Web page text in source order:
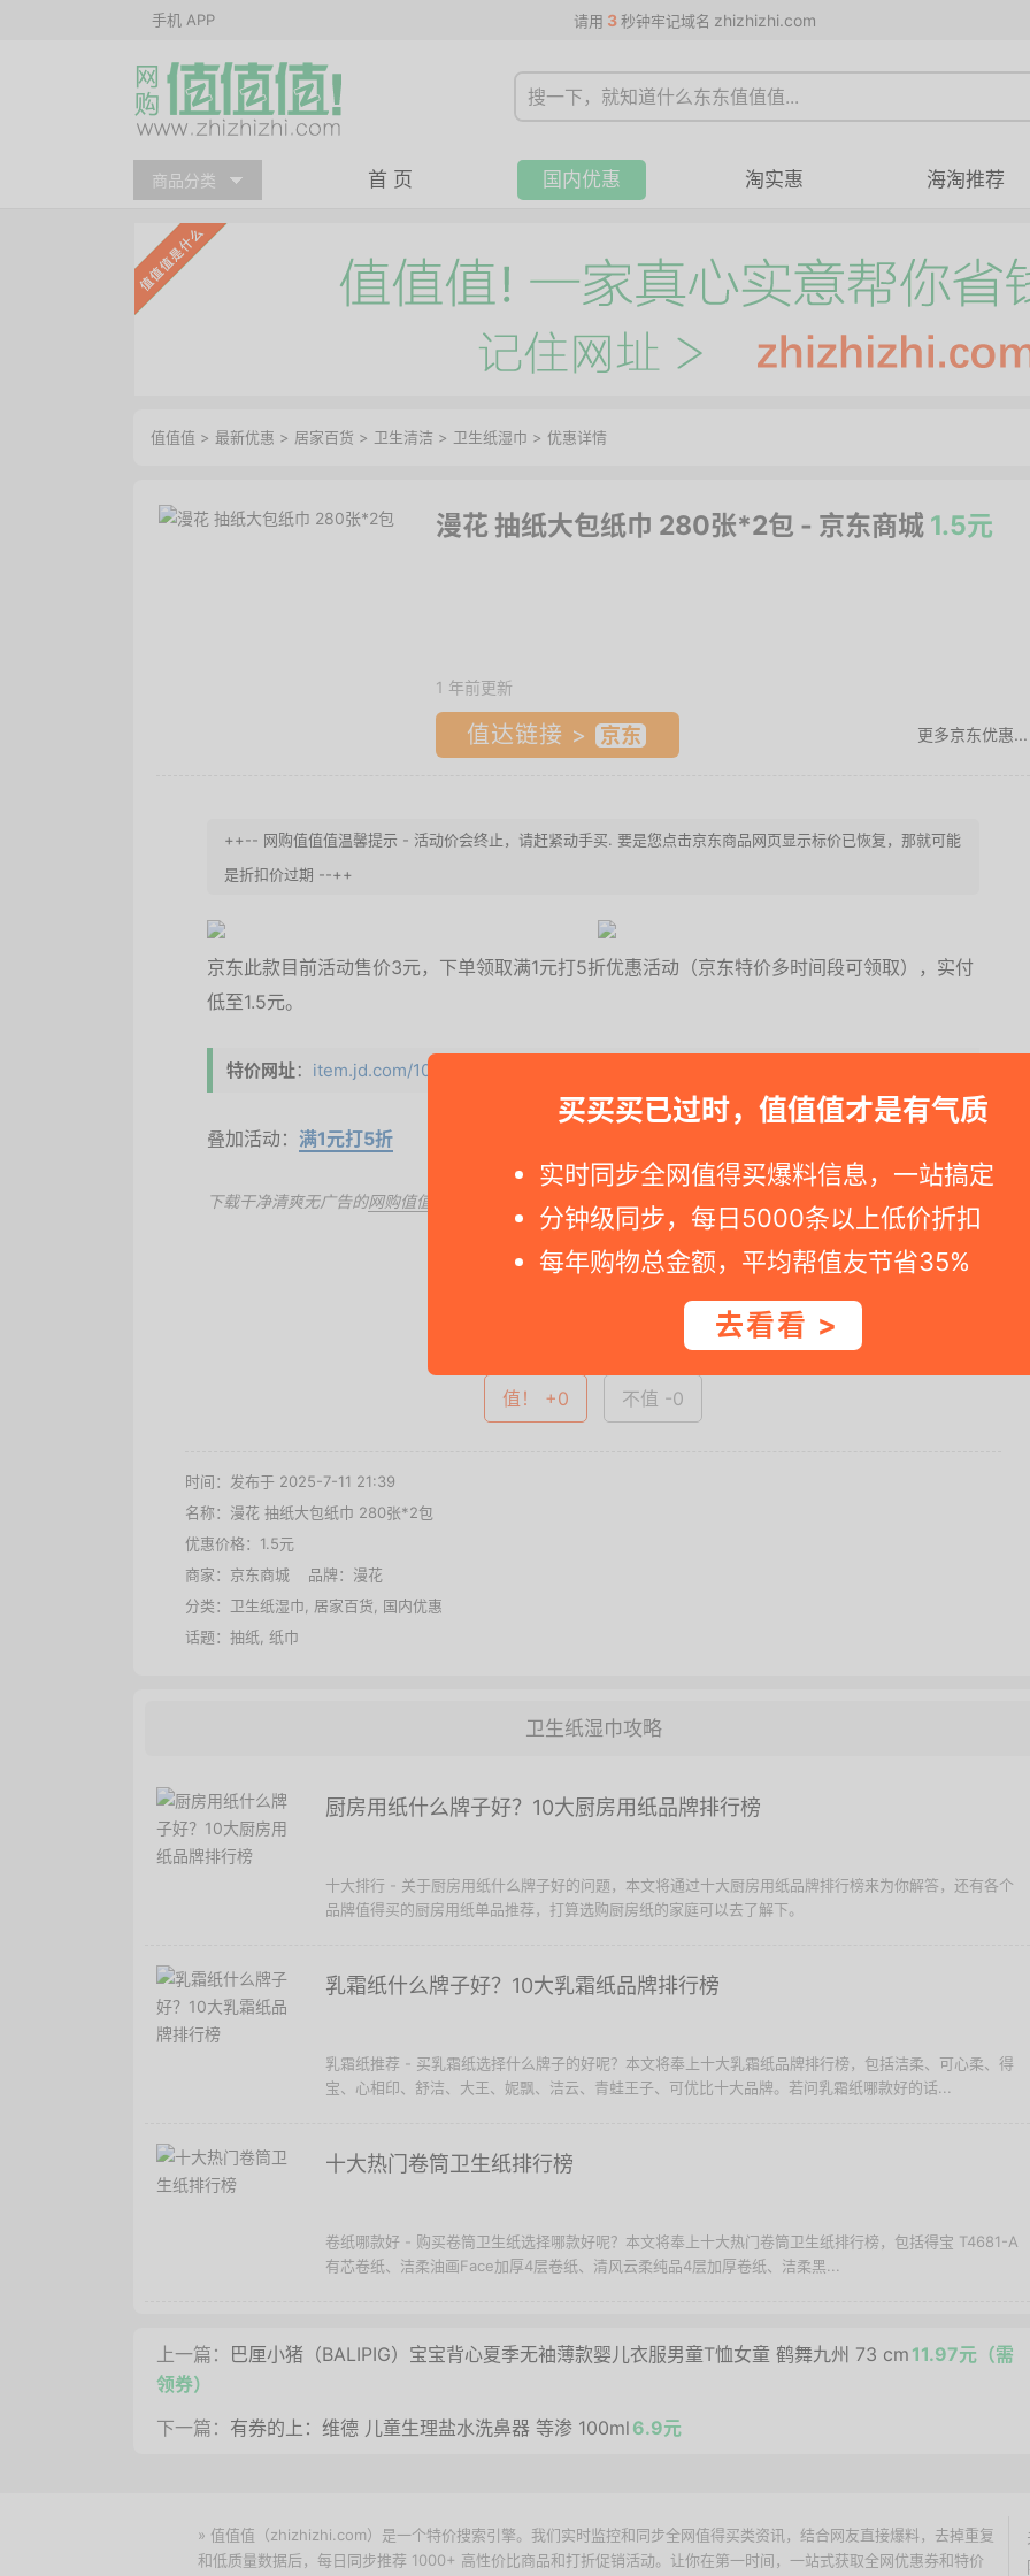
手机 APP 请用 3 秒钟牢记域名 zhizhizhi.com
商品分类 首 页 国内优惠 淘实惠 海淘推荐
买买买已过时，值值值才是有气质
实时同步全网值得买爆料信息，一站搞定
分钟级同步，每日5000条以上低价折扣
每年购物总金额，平均帮值友节省35%
去看看 >
值值值 > 最新优惠 > 居家百货 > 卫生清洁 > 卫生纸湿巾 > 优惠详情
漫花 抽纸大包纸巾 280张*2包 - 京东商城 1.5元
1 年前更新
值达链接 > 更多京东优惠...
++-- 网购值值值温馨提示 - 活动价会终止，请赶紧动手买. 要是您点击京东商品网页显示标价已恢复，那就可能
是折扣价过期 --++
京东此款目前活动售价3元，下单领取满1元打5折优惠活动（京东特价多时间段可领取），实付
低至1.5元。
特价网址： item.jd.com/10114504152703.....
叠加活动： 满1元打5折
下载干净清爽无广告的网购值值值App ，第一时间得到内部特价；点此 领取隐藏优惠券 ，先领券再下单。
查看完整图文 >
值！ +0 不值 -0
时间：发布于 2025-7-11 21:39
名称： 漫花 抽纸大包纸巾 280张*2包
优惠价格： 1.5元
商家： 京东商城 品牌： 漫花
分类： 卫生纸湿巾 居家百货
国内优惠
话题： 抽纸 纸巾
卫生纸湿巾攻略
厨房用纸什么牌子好？10大厨房用纸品牌排行榜
十大排行 - 关于厨房用纸什么牌子好的问题，本文将通过十大厨房用纸品牌排行榜来为你解答，还有各个
品牌值得买的厨房用纸单品推荐，打算选购厨房纸的家庭可以去了解下。
乳霜纸什么牌子好？10大乳霜纸品牌排行榜
乳霜纸推荐 - 买乳霜纸选择什么牌子的好呢？本文将奉上十大乳霜纸品牌排行榜，包括洁柔、可心柔、得
宝、心相印、舒洁、大王、妮飘、洁云、青蛙王子、可优比十大品牌。若问乳霜纸哪款好的话...
十大热门卷筒卫生纸排行榜
卷纸哪款好 - 购买卷筒卫生纸选择哪款好呢？本文将奉上十大热门卷筒卫生纸排行榜，包括得宝 T4681-A
有芯卷纸、洁柔油画Face加厚4层卷纸、清风云柔纯品4层加厚卷纸、洁柔黑...
上一篇： 巴厘小猪（BALIPIG）宝宝背心夏季无袖薄款婴儿衣服男童T恤女童 鹤舞九州 73 cm 11.97元（需
领券）
下一篇： 有券的上：维德 儿童生理盐水洗鼻器 等渗 100ml 6.9元
» 值值值（zhizhizhi.com）是一个特价搜索引擎。我们实时监控和同步全网值得买类资讯，结合网友直接爆料，去掉重复
和低质量数据后，每日同步推荐 1000+ 高性价比商品和打折促销活动。让你在第一时间，一站式获取全网优惠券和特价